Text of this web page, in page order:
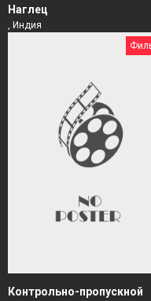
Наглец
, Индия
Контрольно-пропускной